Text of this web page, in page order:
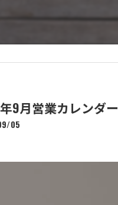
9月営業カレンダー
05